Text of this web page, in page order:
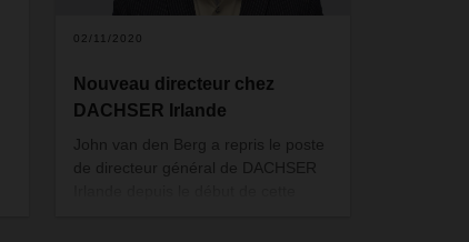
02/11/2020
Nouveau directeur chez
DACHSER Irlande
John van den Berg a repris le poste
de directeur général de DACHSER